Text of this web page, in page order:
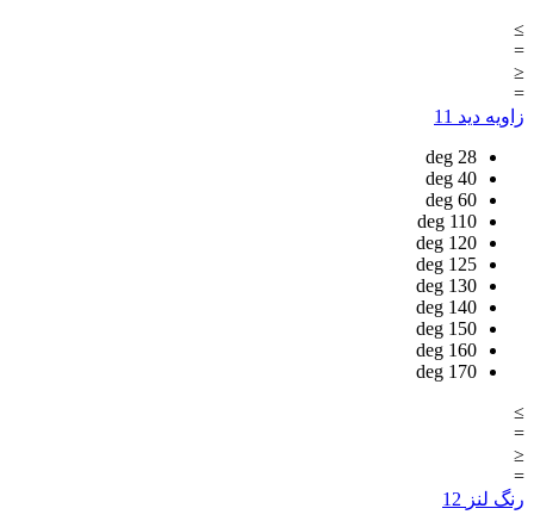
≥
=
≤
=
زاویه دید 11
28
deg
40
deg
60
deg
110
deg
120
deg
125
deg
130
deg
140
deg
150
deg
160
deg
170
deg
≥
=
≤
=
رنگ لنز 12